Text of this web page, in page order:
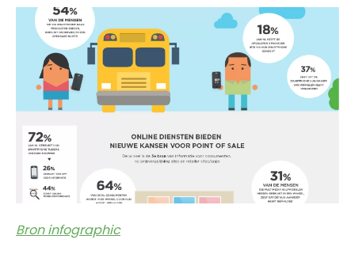
Bron infographic